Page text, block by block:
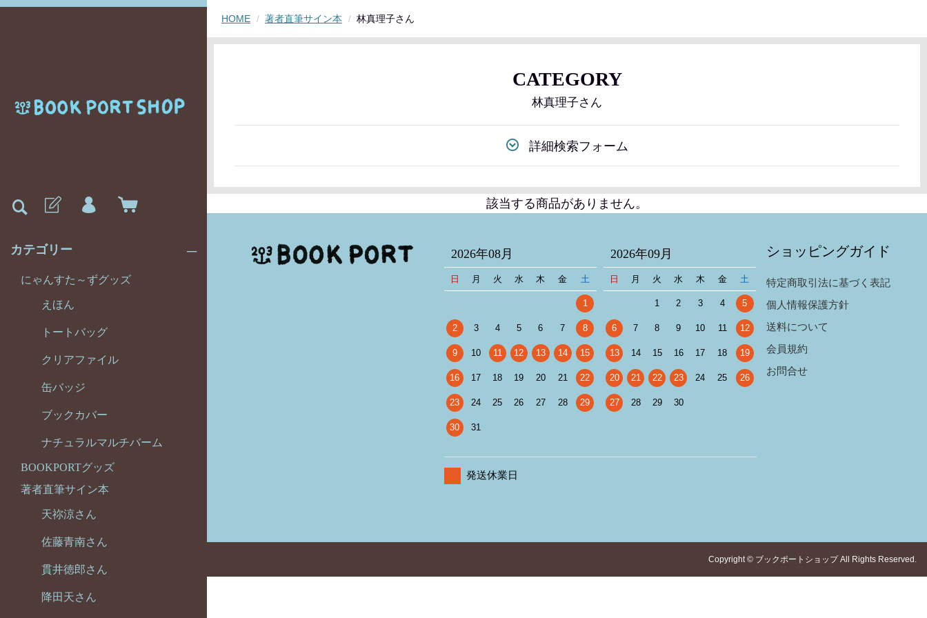
カテゴリー
にゃんすた～ずグッズ
えほん
トートバッグ
クリアファイル
缶バッジ
ブックカバー
ナチュラルマルチバーム
BOOKPORTグッズ
著者直筆サイン本
天祢涼さん
佐藤青南さん
貫井徳郎さん
降田天さん
HOME 著者直筆サイン本 林真理子さん
CATEGORY
林真理子さん
詳細検索フォーム
該当する商品がありません。
2026年08月
日 月 火 水 木 金 土
1
2 3 4 5 6 7 8
9 10 11 12 13 14 15
16 17 18 19 20 21 22
23 24 25 26 27 28 29
30 31
2026年09月
日 月 火 水 木 金 土
1 2 3 4 5
6 7 8 9 10 11 12
13 14 15 16 17 18 19
20 21 22 23 24 25 26
27 28 29 30
発送休業日
ショッピングガイド
特定商取引法に基づく表記
個人情報保護方針
送料について
会員規約
お問合せ
Copyright © ブックポートショップ All Rights Reserved.